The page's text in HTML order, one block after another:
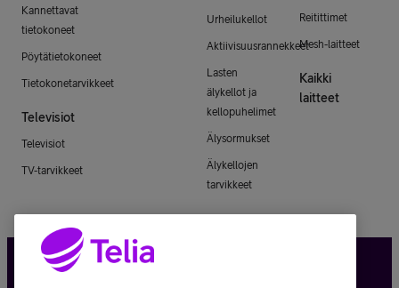
Kannettavat
tietokoneet
Pöytätietokoneet
Tietokonetarvikkeet
Televisiot
Televisiot
TV-tarvikkeet
Urheilukellot
Aktiivisuusrannekkeet
Lasten
älykellot ja
kellopuhelimet
Älysormukset
Älykellojen
tarvikkeet
Reitittimet
Mesh-laitteet
Kaikki
laitteet